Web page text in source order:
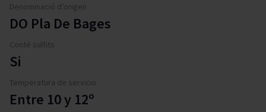
Denominació d'origen
DO Pla De Bages
Conté sulfits
Si
Temperatura de servicio
Entre 10 y 12º